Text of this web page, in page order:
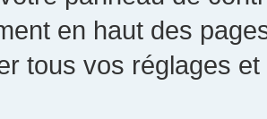
en haut des
tous vos réglages